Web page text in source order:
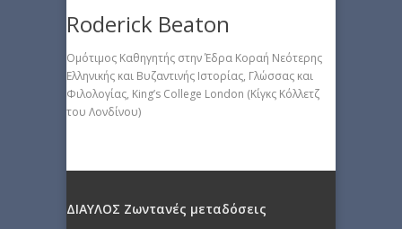
Roderick Beaton
Ομότιμος Καθηγητής στην Έδρα Κοραή Νεότερης
Ελληνικής και Βυζαντινής Ιστορίας, Γλώσσας και
Φιλολογίας, King’s College London (Κίγκς Κόλλετζ
του Λονδίνου)
ΔΙΑΥΛΟΣ Ζωντανές μεταδόσεις